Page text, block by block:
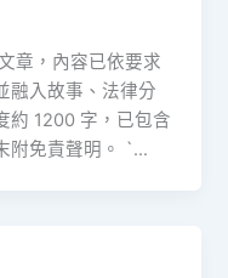
章，內容已依要求
融入故事、法律分
約 1200 字，已包含
附免責聲明。 `…